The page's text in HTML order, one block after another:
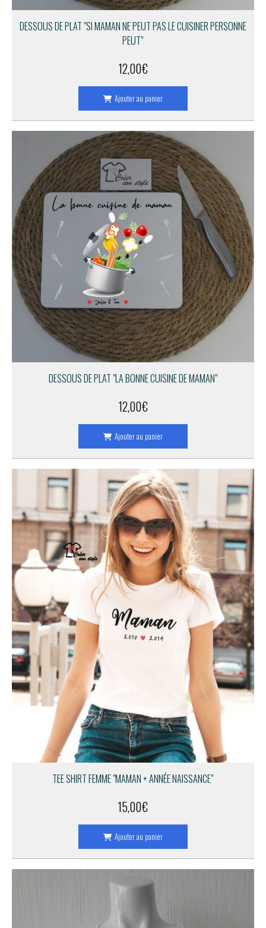
DESSOUS DE PLAT "SI MAMAN NE PEUT PAS LE CUISINER PERSONNE
PEUT"
12,00€
Ajouter au panier
DESSOUS DE PLAT "LA BONNE CUISINE DE MAMAN"
12,00€
Ajouter au panier
TEE SHIRT FEMME "MAMAN + ANNÉE NAISSANCE"
15,00€
Ajouter au panier